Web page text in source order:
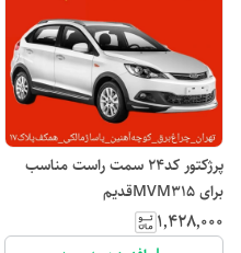
پرژکتور کد۲۴ سمت راست مناسب
برای MVM315قدیم
۱٬۴۲۸٬۰۰۰